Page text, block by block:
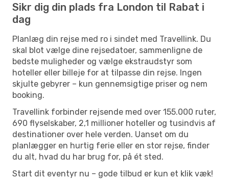
Sikr dig din plads fra London til Rabat i
dag
Planlæg din rejse med ro i sindet med Travellink. Du
skal blot vælge dine rejsedatoer, sammenligne de
bedste muligheder og vælge ekstraudstyr som
hoteller eller billeje for at tilpasse din rejse. Ingen
skjulte gebyrer – kun gennemsigtige priser og nem
booking.
Travellink forbinder rejsende med over 155.000 ruter,
690 flyselskaber, 2,1 millioner hoteller og tusindvis af
destinationer over hele verden. Uanset om du
planlægger en hurtig ferie eller en stor rejse, finder
du alt, hvad du har brug for, på ét sted.
Start dit eventyr nu – gode tilbud er kun et klik væk!